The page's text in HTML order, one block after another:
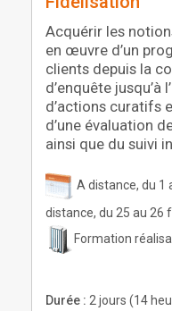
Acquérir les
en œuvre d’un
clients depuis la
d’enquête jusqu’à
d’actions curatifs
d’une évaluation
ainsi que du suivi
A distance, du 1
distance, du 25 au 26
Formation
Durée : 2 jours (14